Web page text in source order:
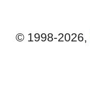
© 1998-2026,